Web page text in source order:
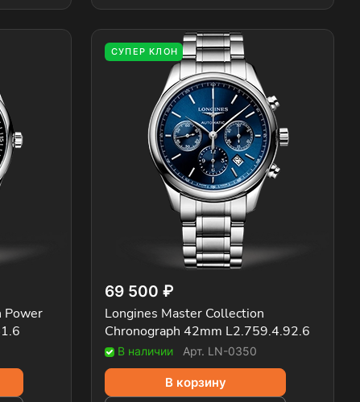
Power
СУПЕР КЛОН
69 500 ₽
Longines Master Collection
Chronograph 42mm L2.759.4.92.6
В наличии Арт. LN-0350
В корзину